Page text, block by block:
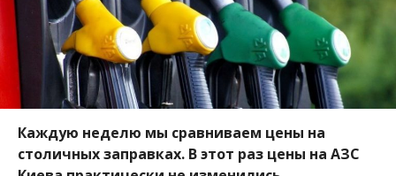
Каждую неделю мы сравниваем цены на
столичных заправках. В этот раз цены на АЗС